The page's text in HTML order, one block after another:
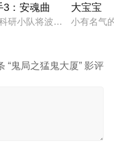
间被任命为央行行长的
3：安魂曲
研小队将波派囚禁在地下
大宝宝
小有名气
“鬼局之猛鬼大厦” 影评